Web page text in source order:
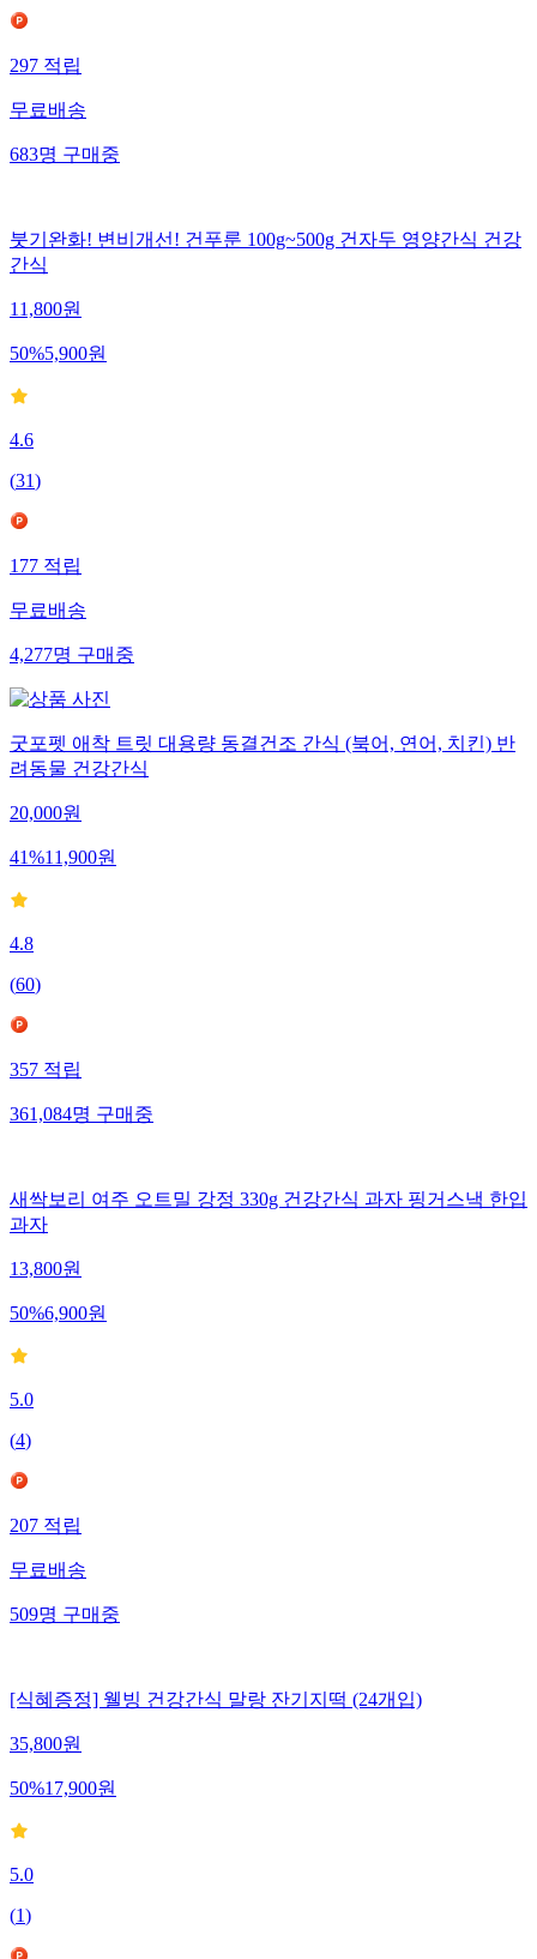
297적립
무료배송
683명구매중
붓기완화! 변비개선! 건푸룬 100g~500g 건자두 영양간식 건강
간식
11,800원
50%5,900원
4.6
(31)
177적립
무료배송
4,277명구매중
굿포펫 애착 트릿 대용량 동결건조 간식 (북어, 연어, 치킨) 반
려동물 건강간식
20,000원
41%11,900원
4.8
(60)
357적립
361,084명구매중
새싹보리 여주 오트밀 강정 330g 건강간식 과자 핑거스낵 한입
과자
13,800원
50%6,900원
5.0
(4)
207적립
무료배송
509명구매중
[식혜증정] 웰빙 건강간식 말랑 잔기지떡 (24개입)
35,800원
50%17,900원
5.0
(1)